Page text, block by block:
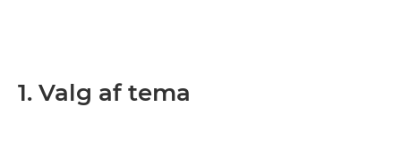
1. Valg af tema